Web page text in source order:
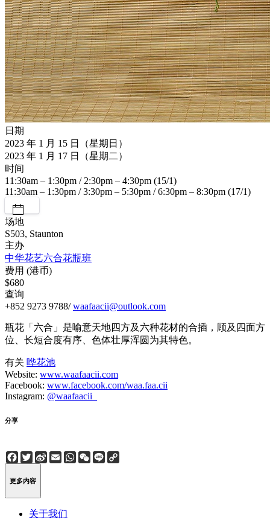
日期
2023 年 1 月 15 日（星期日）
2023 年 1 月 17 日（星期二）
时间
11:30am – 1:30pm / 2:30pm – 4:30pm (15/1)
11:30am – 1:30pm / 3:30pm – 5:30pm / 6:30pm – 8:30pm (17/1)
场地
S503, Staunton
主办
中华花艺六合花瓶班
费用 (港币)
$680
查询
+852 9273 9788/waafaacii@outlook.com
瓶花「六合」是喻意天地四方及六种花材的合插，顾及四面方
位、长短合度有序、色体壮厚浑圆为其特色。
有关 哗花池
Website: www.waafaacii.com
Facebook: www.facebook.com/waa.faa.cii
Instagram: @waafaacii_
分享
Facebook
Twitter
Sina
Weibo
EmailWhatsApp
WeChat
Line
更多内容
关于我们